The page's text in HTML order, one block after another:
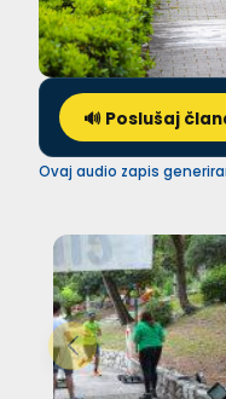
🔊 Poslušaj
Ovaj audio zapis